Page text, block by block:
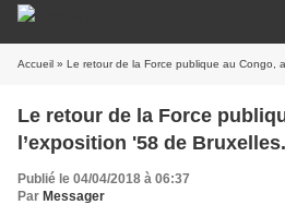
Accueil » Le retour de la Force publique au Congo,
Le retour de la Force
l’exposition '58 de Bruxelles.
Publié le 04/04/2018 à 06:37
Par Messager